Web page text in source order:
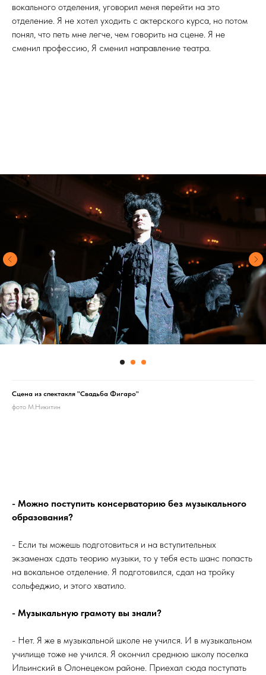
вокального отделения, уговорил меня перейти на это
отделение. Я не хотел уходить с актерского курса, но потом
понял, что петь мне легче, чем говорить на сцене. Я не
сменил профессию, Я сменил направление театра.
Сцена из спектакля "Свадьба Фигаро"
фото М.Никитин
- Можно поступить консерваторию без музыкального
образования?
- Если ты можешь подготовиться и на вступительных
экзаменах сдать теорию музыки, то у тебя есть шанс попасть
на вокальное отделение. Я подготовился, сдал на тройку
сольфеджио, и этого хватило.
- Музыкальную грамоту вы знали?
- Нет. Я же в музыкальной школе не учился. И в музыкальном
училище тоже не учился. Я окончил среднюю школу поселка
Ильинский в Олонецеком районе. Приехал сюда поступать